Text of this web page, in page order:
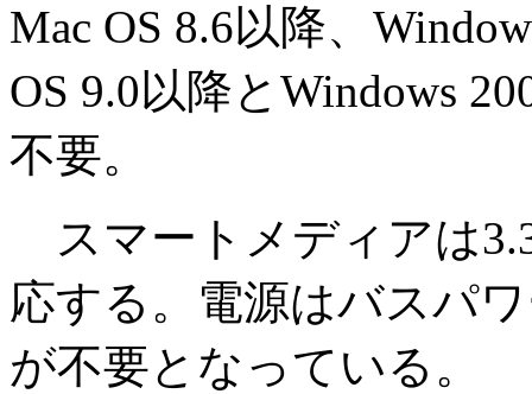
Mac OS 8.6以降、
OS 9.0以降とWindows
不要。
スマートメディアは
応する。電源はバスパ
が不要となっている。